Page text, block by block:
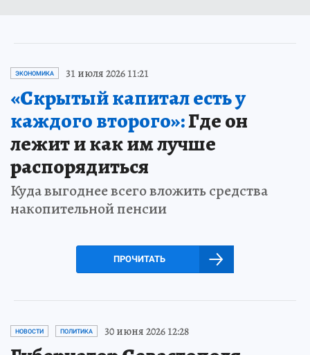
ЭКОНОМИКА 31 июля 2026 11:21
«Скрытый капитал есть у
каждого второго»:Где он
лежит и как им лучше
распорядиться
Куда выгоднее всего вложить средства
накопительной пенсии
ПРОЧИТАТЬ
НОВОСТИ ПОЛИТИКА 30 июня 2026 12:28